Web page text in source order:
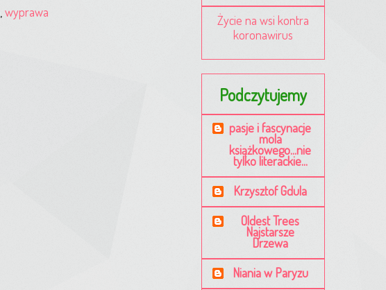
wyprawa
Życie na wsi kontra
koronawirus
Podczytujemy
pasje i fascynacje
mola
książkowego...nie
tylko literackie...
Krzysztof Gdula
Oldest Trees
Najstarsze
Drzewa
Niania w Paryzu